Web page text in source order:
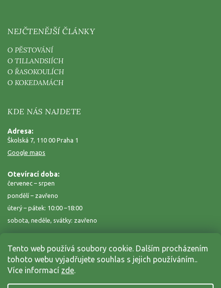
Tento web používá soubory cookie. Dalším procházením
tohoto webu vyjadřujete souhlas s jejich používáním..
Více informací zde.
NEJČTENĚJŠÍ ČLÁNKY
O PĚSTOVÁNÍ
O TILLANDSIÍCH
O ŘASOKOULÍCH
O KOKEDAMÁCH
KDE NÁS NAJDETE
Adresa:
Školská 7, 110 00 Praha 1
Google maps
Otevírací doba:
červenec – srpen
pondělí – zavřeno
úterý – pátek: 10:00 –18:00
sobota, neděle, svátky: zavřeno